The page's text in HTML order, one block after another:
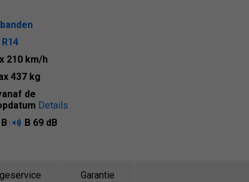
210 km/h
437 kg
de
Details
B B 69 dB
Garantie